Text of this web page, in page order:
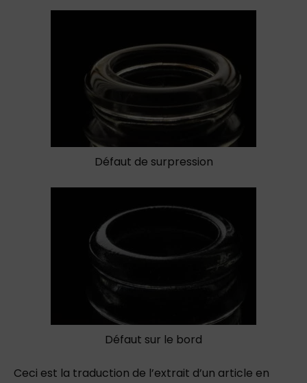
Défaut de surpression
Défaut sur le bord
Ceci est la traduction de l’extrait d’un article en